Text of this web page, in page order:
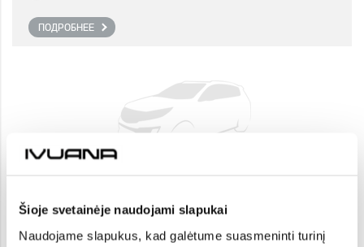
Šioje svetainėje naudojami slapukai
Naudojame slapukus, kad galėtume suasmeninti turinį
ПОДРОБНЕЕ
Стартовая цена:39 090 €
GT-Line